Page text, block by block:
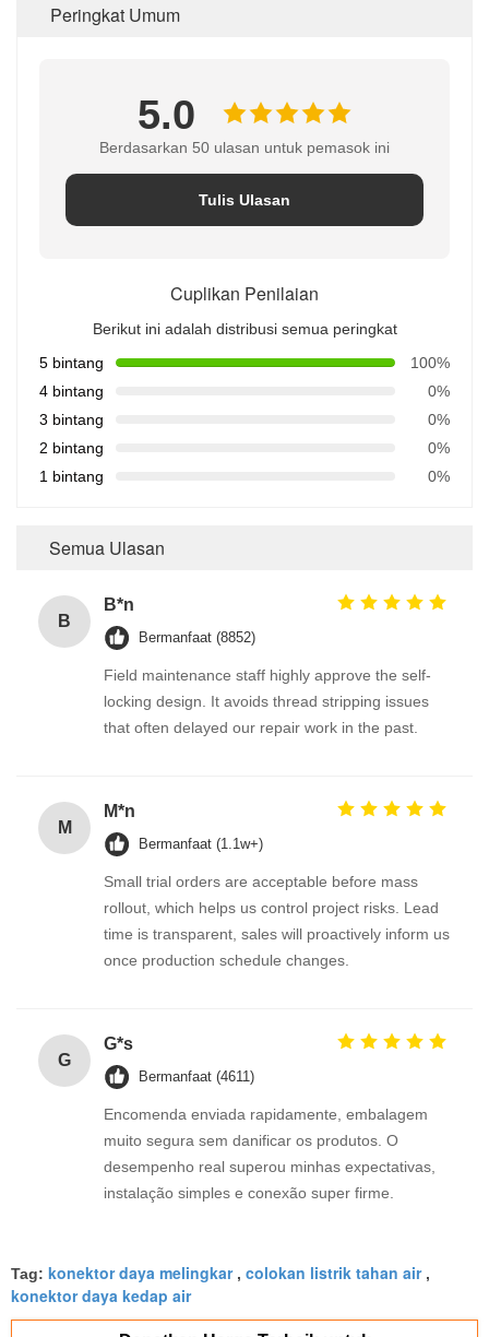
Peringkat Umum
5.0
Berdasarkan 50 ulasan untuk pemasok ini
Tulis Ulasan
Cuplikan Penilaian
Berikut ini adalah distribusi semua peringkat
5 bintang
100%
4 bintang
0%
3 bintang
0%
2 bintang
0%
1 bintang
0%
Semua Ulasan
B
B*n
Bermanfaat (8852)
Field maintenance staff highly approve the self-
locking design. It avoids thread stripping issues
that often delayed our repair work in the past.
M
M*n
Bermanfaat (1.1w+)
Small trial orders are acceptable before mass
rollout, which helps us control project risks. Lead
time is transparent, sales will proactively inform us
once production schedule changes.
G
G*s
Bermanfaat (4611)
Encomenda enviada rapidamente, embalagem
muito segura sem danificar os produtos. O
desempenho real superou minhas expectativas,
instalação simples e conexão super firme.
Tag: konektor daya melingkar, colokan listrik tahan air,
konektor daya kedap air